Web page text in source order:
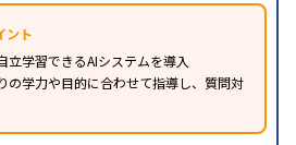
ント
立学習できるAIシステムを導入
の学力や目的に合わせて指導し、質問対